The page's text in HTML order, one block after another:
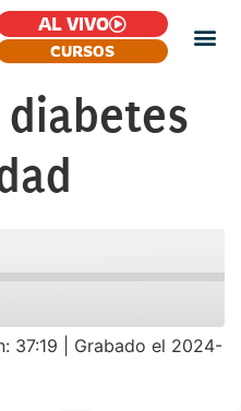
AL VIVO
CURSOS
SUSCRIBIR COMPARTIR
37:19
Grabado el 2024-